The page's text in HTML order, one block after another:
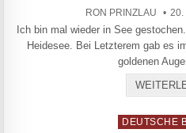
AUTHOR:
RON PRINZLAU 20.
Ich bin mal wieder in See
Heidesee. Bei Letzterem gab es
goldenen
Posted in
DEUTSCHE